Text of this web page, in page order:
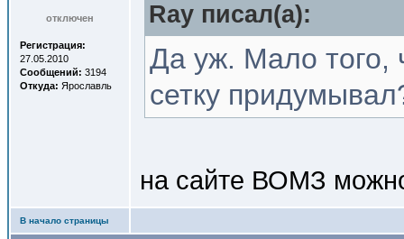
отключен
Регистрация:
27.05.2010
Сообщений: 3194
Откуда: Ярославль
Ray писал(a):
Да уж. Мало того,
сетку
на сайте ВОМЗ
В начало страницы